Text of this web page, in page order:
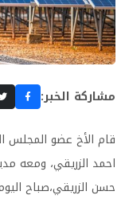
مشاركة الخبر:
قام الأخ عضو المجلس
احمد الزريقي، ومعه
حسن الزريقي،صباح